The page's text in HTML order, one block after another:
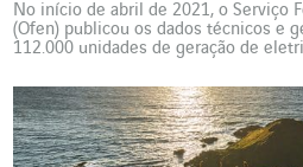
No início de abril de 2021, o Serviço
(Ofen) publicou os dados técnicos e
112.000 unidades de geração de
acompanhar de forma transparente a
energética suíça. Atualizados